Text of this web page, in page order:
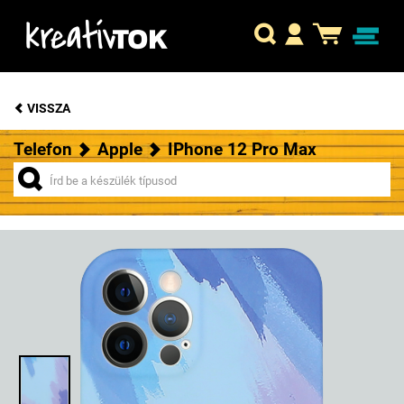
VISSZA
Telefon Apple IPhone 12 Pro Max